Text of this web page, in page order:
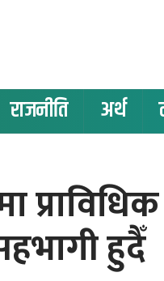
राजनीति अर्थ
हुदैँ